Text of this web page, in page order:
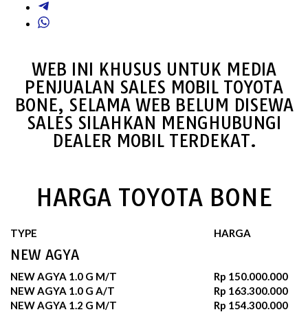
WEB INI KHUSUS UNTUK MEDIA
PENJUALAN SALES MOBIL TOYOTA
BONE, SELAMA WEB BELUM DISEWA
SALES SILAHKAN MENGHUBUNGI
DEALER MOBIL TERDEKAT.
HARGA TOYOTA BONE
TYPE HARGA
NEW AGYA
NEW AGYA 1.0 G M/T
Rp 150.000.000
NEW AGYA 1.0 G A/T
Rp 163.300.000
NEW AGYA 1.2 G M/T
Rp 154.300.000